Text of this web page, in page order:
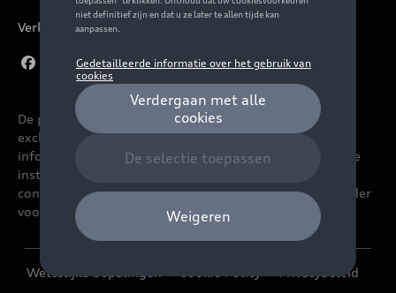
Verkoopsvoorwaarden
De prijzen op deze site zijn adviesprijzen (incl. btw),
exclusief eventuele installatiekosten. Voor meer
informatie over de actuele verkoopprijs en de eventuele
installatiekosten kunt u contact opnemen met uw
concessiehouder / agent. De adviesprijzen kunnen zonder
voorafgaande kennisgeving worden gewijzigd.
Wettelijke bepalingen Privacybeleid